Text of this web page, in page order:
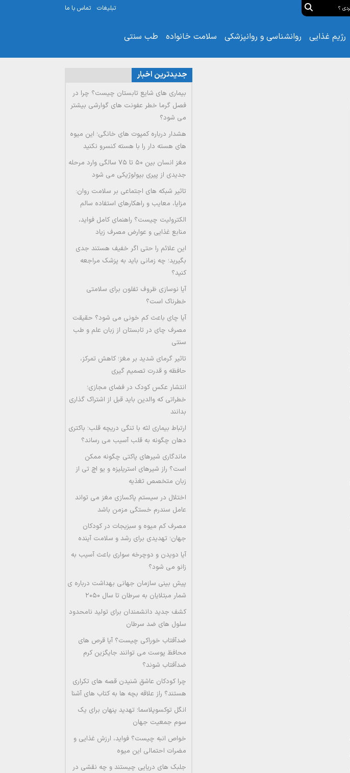
تبلیغات تماس با ما
رژیم غذایی روانشناسی و روانپزشکی سلامت خانواده طب سنتی
جدیدترین اخبار
بیماری های شایع تابستان چیست؟ چرا در
فصل گرما خطر عفونت های گوارشی بیشتر
می شود؟
هشدار درباره کمپوت های خانگی؛ این میوه
های هسته دار را با هسته کنسرو نکنید
مغز انسان بین ۵۰ تا ۷۵ سالگی وارد مرحله
جدیدی از پیری بیولوژیکی می شود
تاثیر شبکه های اجتماعی بر سلامت روان:
مزایا، معایب و راهکارهای استفاده سالم
الکترولیت چیست؟ راهنمای کامل فواید،
منابع غذایی و عوارض مصرف زیاد
این علائم را حتی اگر خفیف هستند جدی
بگیرید؛ چه زمانی باید به پزشک مراجعه
کنید؟
آیا نوسازی ظروف تفلون برای سلامتی
خطرناک است؟
آیا چای باعث کم خونی می شود؟ حقیقت
مصرف چای در تابستان از زبان علم و طب
سنتی
تاثیر گرمای شدید بر مغز؛ کاهش تمرکز،
حافظه و قدرت تصمیم گیری
انتشار عکس کودک در فضای مجازی؛
خطراتی که والدین باید قبل از اشتراک گذاری
بدانند
ارتباط بیماری لثه با تنگی دریچه قلب؛ باکتری
دهان چگونه به قلب آسیب می رساند؟
ماندگاری شیرهای پاکتی چگونه ممکن
است؟ راز شیرهای استریلیزه و یو اچ تی از
زبان متخصص تغذیه
اختلال در سیستم پاکسازی مغز می تواند
عامل سندرم خستگی مزمن باشد
مصرف کم میوه و سبزیجات در کودکان
جهان؛ تهدیدی برای رشد و سلامت آینده
آیا دویدن و دوچرخه سواری باعث آسیب به
زانو می شود؟
پیش بینی سازمان جهانی بهداشت درباره ی
شمار مبتلایان به سرطان تا سال ۲۰۵۰
کشف جدید دانشمندان برای تولید نامحدود
سلول های ضد سرطان
ضدآفتاب خوراکی چیست؟ آیا قرص های
محافظ پوست می توانند جایگزین کرم
ضدآفتاب شوند؟
چرا کودکان عاشق شنیدن قصه های تکراری
هستند؟ راز علاقه بچه ها به کتاب های آشنا
انگل توکسوپلاسما؛ تهدید پنهان برای یک
سوم جمعیت جهان
خواص انبه چیست؟ فواید، ارزش غذایی و
مضرات احتمالی این میوه
جلبک های دریایی چیستند و چه نقشی در